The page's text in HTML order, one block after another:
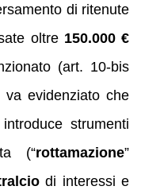
di ritenute
oltre 150.000 €
(art. 10-bis
va evidenziato che
strumenti
(“rottamazione”
di interessi e